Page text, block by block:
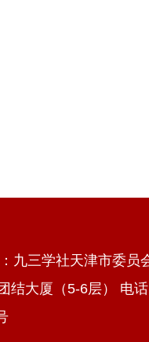
九三学社天津市委员
结大厦（5-6层） 电